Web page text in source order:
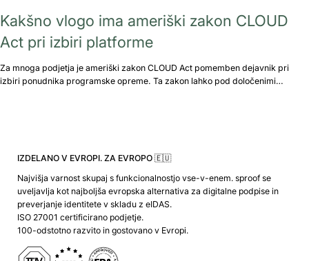
Kakšno vlogo ima ameriški zakon CLOUD
Act pri izbiri platforme
Za mnoga podjetja je ameriški zakon CLOUD Act pomemben dejavnik pri
izbiri ponudnika programske opreme. Ta zakon lahko pod določenimi…
IZDELANO V EVROPI. ZA EVROPO 🇪🇺
Najvišja varnost skupaj s funkcionalnostjo vse-v-enem. sproof se
uveljavlja kot najboljša evropska alternativa za digitalne podpise in
preverjanje identitete v skladu z eIDAS.
ISO 27001 certificirano podjetje.
100-odstotno razvito in gostovano v Evropi.